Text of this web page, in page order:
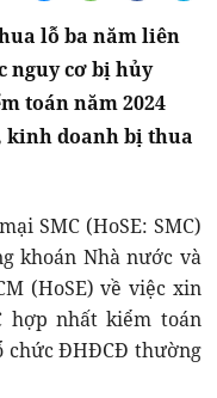
lỗ ba năm liên
nguy cơ bị hủy
toán năm 2024
kinh doanh bị thua
SMC (HoSE: SMC)
khoán Nhà nước và
(HoSE) về việc xin
hợp nhất kiểm toán
chức ĐHĐCĐ thường